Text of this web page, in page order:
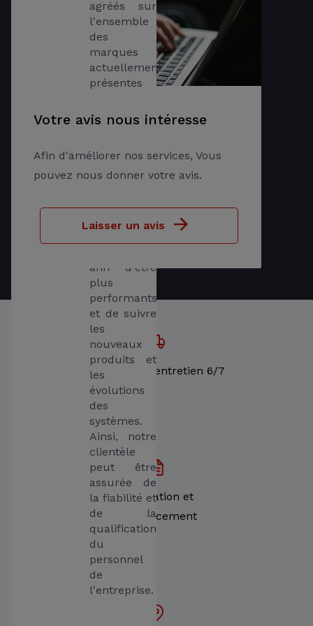
agréés sur
l'ensemble
des
marques
actuellement
présentes
marché.
Nos
participent
régulièrement
formations
proposées
afin d'être
plus
performants
et de suivre
les
nouveaux
produits et
les
évolutions
des
systèmes.
Ainsi, notre
clientèle
peut être
assurée de
la fiabilité et
de la
qualification
du
personnel
de
l'entreprise.
Votre avis nous intéresse
Afin d'améliorer nos services, Vous
pouvez nous donner votre avis.
Laisser un avis
Dépannage, entretien 6/7
Installation et
remplacement